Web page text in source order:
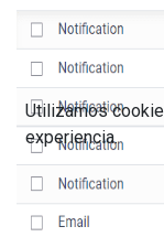
Utilizamos
experiencia.